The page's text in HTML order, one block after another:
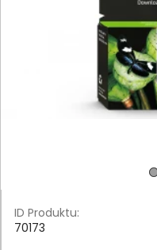
ID Produktu:
70173